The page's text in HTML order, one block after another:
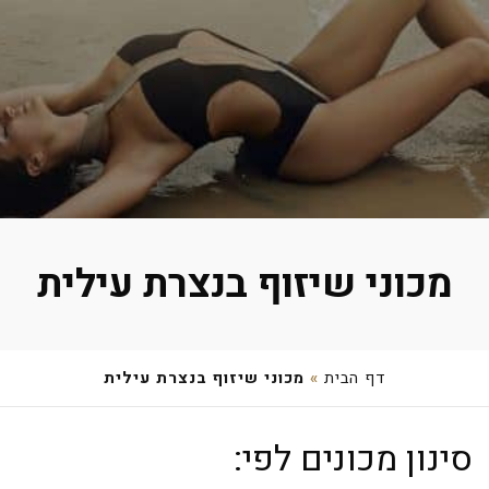
מכוני שיזוף בנצרת עילית
דף הבית » מכוני שיזוף בנצרת עילית
סינון מכונים לפי:
השושנים 19, נצרת עילית